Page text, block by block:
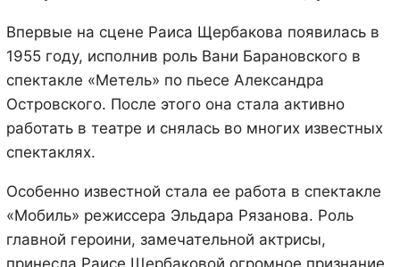
Впервые на сцене Раиса Щербакова появилась в
1955 году, исполнив роль Вани Барановского в
спектакле «Метель» по пьесе Александра
Островского. После этого она стала активно
работать в театре и снялась во многих известных
спектаклях.
Особенно известной стала ее работа в спектакле
«Мобиль» режиссера Эльдара Рязанова. Роль
главной героини, замечательной актрисы,
принесла Раисе Щербаковой огромное признание